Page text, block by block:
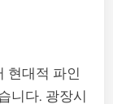
현대적 파인
니다. 광장시